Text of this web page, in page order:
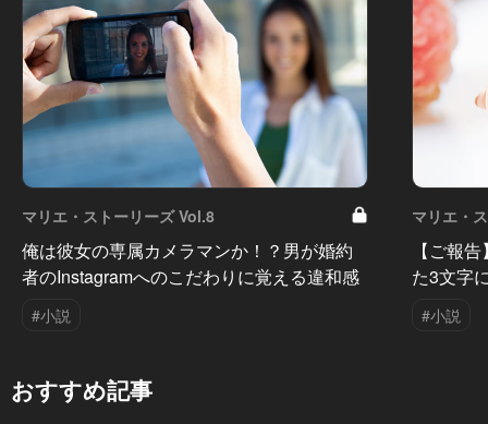
マリエ・ストーリーズ Vol.8
俺は彼女の専属カメラマンか！？男が婚約
者のInstagramへのこだわりに覚える違和感
#小説
マリエ・
【ご報
た3文字
#小説
おすすめ記事